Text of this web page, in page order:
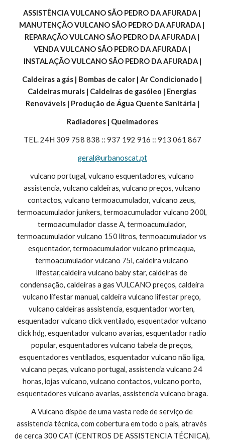
ASSISTÊNCIA VULCANO SÃO PEDRO DA AFURADA |
MANUTENÇÃO VULCANO SÃO PEDRO DA AFURADA |
REPARAÇÃO VULCANO SÃO PEDRO DA AFURADA |
VENDA VULCANO SÃO PEDRO DA AFURADA |
INSTALAÇÃO VULCANO SÃO PEDRO DA AFURADA |
Caldeiras a gás | Bombas de calor | Ar Condicionado |
Caldeiras murais | Caldeiras de gasóleo | Energias
Renováveis | Produção de Água Quente Sanitária |
Radiadores | Queimadores
TEL. 24H 309 758 838 :: 937 192 916 :: 913 061 867
geral@urbanoscat.pt
vulcano portugal, vulcano esquentadores, vulcano
assistencia, vulcano caldeiras, vulcano preços, vulcano
contactos, vulcano termoacumulador, vulcano zeus,
termoacumulador junkers, termoacumulador vulcano 200l,
termoacumulador classe A, termoacumulador,
termoacumulador vulcano 150 litros, termoacumulador vs
esquentador, termoacumulador vulcano primeaqua,
termoacumulador vulcano 75l, caldeira vulcano
lifestar,caldeira vulcano baby star, caldeiras de
condensação, caldeiras a gas VULCANO preços, caldeira
vulcano lifestar manual, caldeira vulcano lifestar preço,
vulcano caldeiras assistencia, esquentador worten,
esquentador vulcano click ventilado, esquentador vulcano
click hdg, esquentador vulcano avarias, esquentador radio
popular, esquentadores vulcano tabela de preços,
esquentadores ventilados, esquentador vulcano não liga,
vulcano peças, vulcano portugal, assistencia vulcano 24
horas, lojas vulcano, vulcano contactos, vulcano porto,
esquentadores vulcano avarias, assistencia vulcano braga.
A Vulcano dispõe de uma vasta rede de serviço de
assistencia técnica, com cobertura em todo o país, através
de cerca 300 CAT (CENTROS DE ASSISTENCIA TÉCNICA),